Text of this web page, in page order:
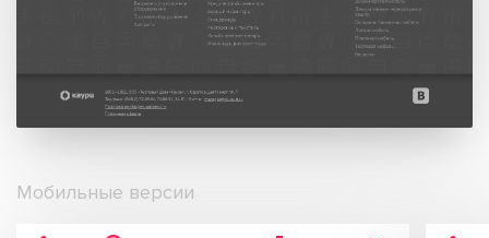
Мобильные версии